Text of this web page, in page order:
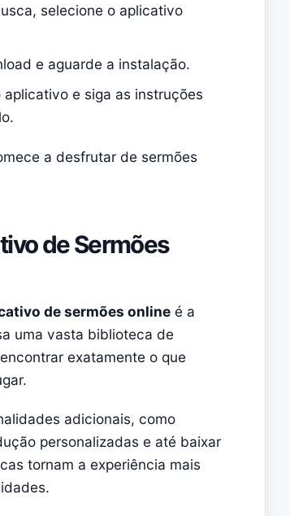
selecione o aplicativo
e aguarde a instalação.
e siga as instruções
a desfrutar de sermões
de Sermões
de sermões onlineé a
uma vasta biblioteca de
exatamente o que
adicionais, como
personalizadas e até baixar
tornam a experiência mais